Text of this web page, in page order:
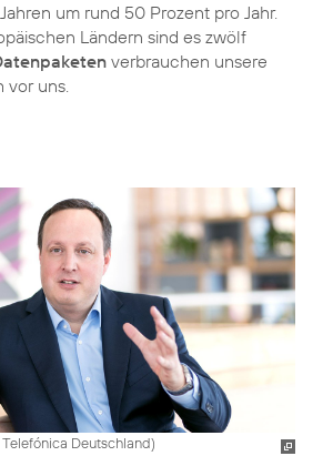
um rund 50 Prozent pro Jahr.
Ländern sind es zwölf
verbrauchen unsere
vor uns.
Deutschland)